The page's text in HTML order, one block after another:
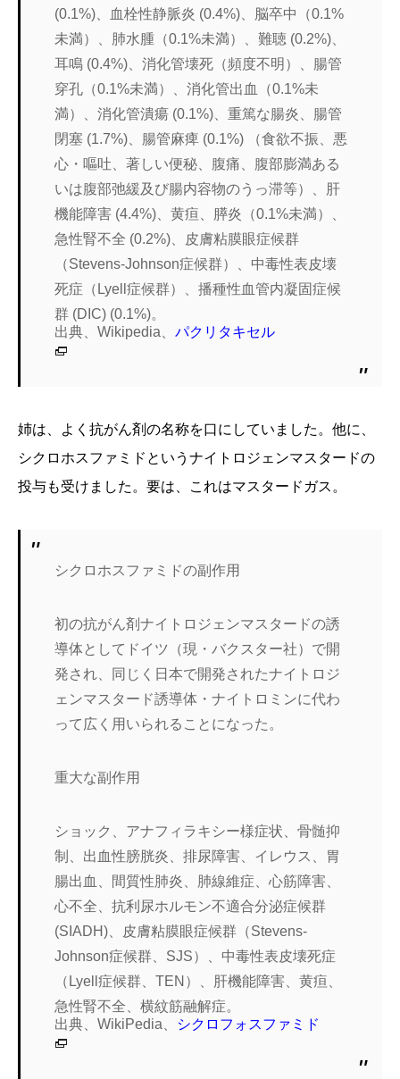
(0.1%)、血栓性静脈炎 (0.4%)、脳卒中（0.1%
未満）、肺水腫（0.1%未満）、難聴 (0.2%)、
耳鳴 (0.4%)、消化管壊死（頻度不明）、腸管
穿孔（0.1%未満）、消化管出血（0.1%未
満）、消化管潰瘍 (0.1%)、重篤な腸炎、腸管
閉塞 (1.7%)、腸管麻痺 (0.1%) （食欲不振、悪
心・嘔吐、著しい便秘、腹痛、腹部膨満ある
いは腹部弛緩及び腸内容物のうっ滞等）、肝
機能障害 (4.4%)、黄疸、膵炎（0.1%未満）、
急性腎不全 (0.2%)、皮膚粘膜眼症候群
（Stevens-Johnson症候群）、中毒性表皮壊
死症（Lyell症候群）、播種性血管内凝固症候
群 (DIC) (0.1%)。
出典、Wikipedia、パクリタキセル
姉は、よく抗がん剤の名称を口にしていました。他に、
シクロホスファミドというナイトロジェンマスタードの
投与も受けました。要は、これはマスタードガス。
シクロホスファミドの副作用
初の抗がん剤ナイトロジェンマスタードの誘
導体としてドイツ（現・バクスター社）で開
発され、同じく日本で開発されたナイトロジ
ェンマスタード誘導体・ナイトロミンに代わ
って広く用いられることになった。
重大な副作用
ショック、アナフィラキシー様症状、骨髄抑
制、出血性膀胱炎、排尿障害、イレウス、胃
腸出血、間質性肺炎、肺線維症、心筋障害、
心不全、抗利尿ホルモン不適合分泌症候群
(SIADH)、皮膚粘膜眼症候群（Stevens-
Johnson症候群、SJS）、中毒性表皮壊死症
（Lyell症候群、TEN）、肝機能障害、黄疸、
急性腎不全、横紋筋融解症。
出典、WikiPedia、 シクロフォスファミド